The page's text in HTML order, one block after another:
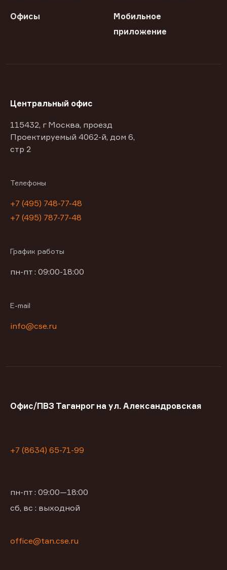
Офисы
Мобильное
приложение
Центральный офис
115432, г Москва, проезд
Проектируемый 4062-й, дом 6,
стр 2
Телефоны
+7 (495) 748-77-48
+7 (495) 787-77-48
График работы
пн-пт : 09:00-18:00
E-mail
info@cse.ru
Офис/ПВЗ Таганрог на ул. Александровская
+7 (8634) 65-71-99
пн-пт : 09:00—18:00
сб, вс : выходной
office@tan.cse.ru